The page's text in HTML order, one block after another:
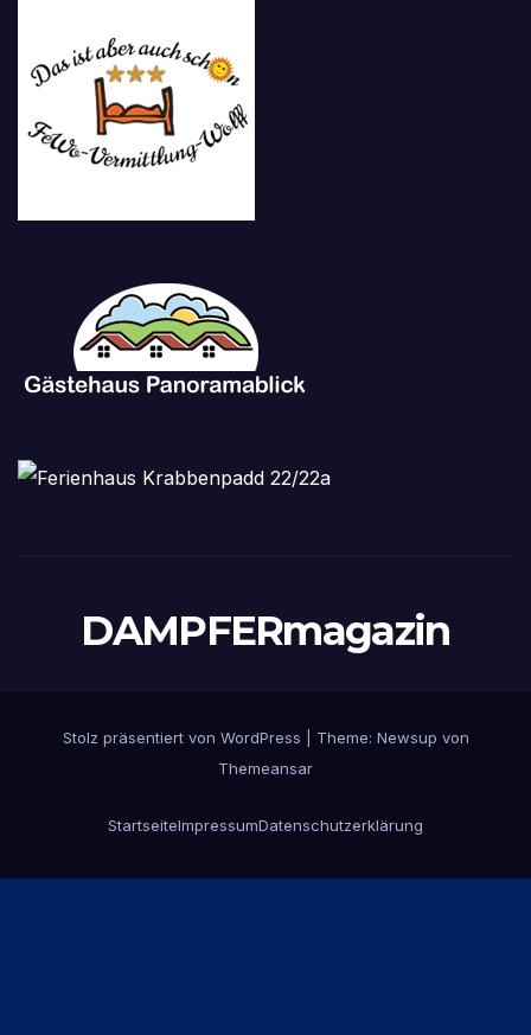
DAMPFERmagazin
Stolz präsentiert von WordPress Theme: Newsup von
Themeansar
StartseiteImpressumDatenschutzerklärung